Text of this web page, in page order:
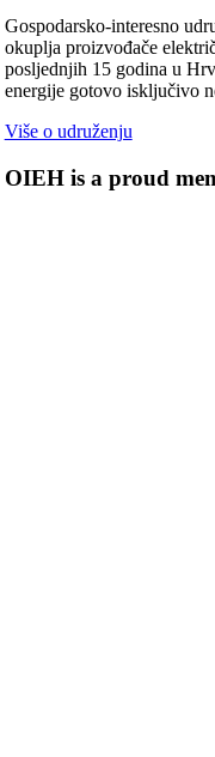
Gospodarsko-interesno
okuplja proizvođače
posljednjih 15 godina u
energije gotovo isključivo
Više o udruženju
OIEH is a proud